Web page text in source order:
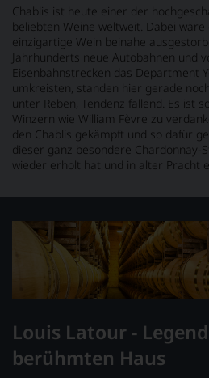
Chablis ist heute einer der
beliebten Weine weltweit. Dabei
einzigartige Wein beinahe
Jahrhunderts neue Autobahnen und
Eisenbahnstrecken das Department
umkreisten, standen hier gerade
unter Reben, Tendenz fallend. Es ist
Winzern wie William Fèvre zu
den Chablis gekämpft und so dafür
dieser ganz besondere Chardonnay-
wieder erholt hat und in alter Pracht
Louis Latour -
berühmten Haus